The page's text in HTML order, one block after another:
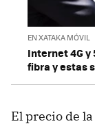
EN XATAKA MÓVIL
Internet 4G y
fibra y estas
El precio de